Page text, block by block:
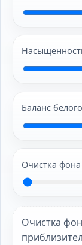
Баланс белого
Очистка фона
Очистка